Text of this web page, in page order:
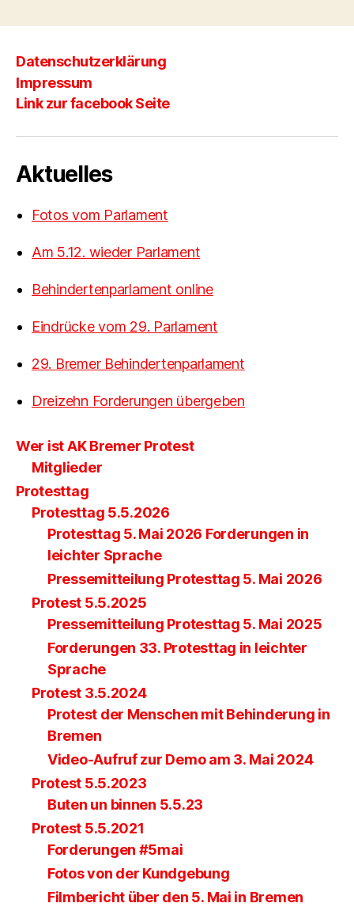
Datenschutzerklärung
Impressum
Link zur facebook Seite
Aktuelles
Fotos vom Parlament
Am 5.12. wieder Parlament
Behindertenparlament online
Eindrücke vom 29. Parlament
29. Bremer Behindertenparlament
Dreizehn Forderungen übergeben
Wer ist AK Bremer Protest
Mitglieder
Protesttag
Protesttag 5.5.2026
Protesttag 5. Mai 2026 Forderungen in
leichter Sprache
Pressemitteilung Protesttag 5. Mai 2026
Protest 5.5.2025
Pressemitteilung Protesttag 5. Mai 2025
Forderungen 33. Protesttag in leichter
Sprache
Protest 3.5.2024
Protest der Menschen mit Behinderung in
Bremen
Video-Aufruf zur Demo am 3. Mai 2024
Protest 5.5.2023
Buten un binnen 5.5.23
Protest 5.5.2021
Forderungen #5mai
Fotos von der Kundgebung
Filmbericht über den 5. Mai in Bremen